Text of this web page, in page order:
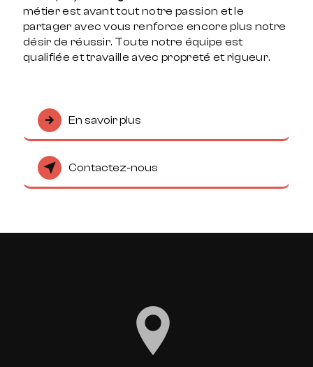
métier est avant tout notre passion et le
partager avec vous renforce encore plus notre
désir de réussir. Toute notre équipe est
qualifiée et travaille avec propreté et rigueur.
En savoir plus
Contactez-nous